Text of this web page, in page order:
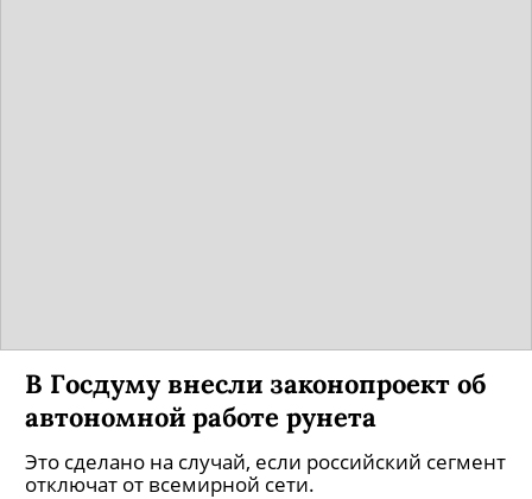
В Госдуму внесли законопроект об
автономной работе рунета
Это сделано на случай, если российский сегмент
отключат от всемирной сети.